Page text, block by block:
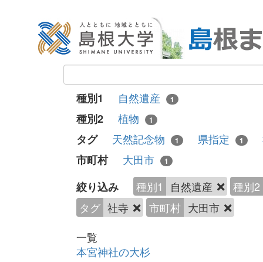
種別1 自然遺産 1
種別2 植物 1
タグ 天然記念物 1 県指定 1
市町村
大田市 1
絞り込み 種別1 自然遺産
種別2
タグ 社寺 市町村 大田市
一覧
本宮神社の大杉